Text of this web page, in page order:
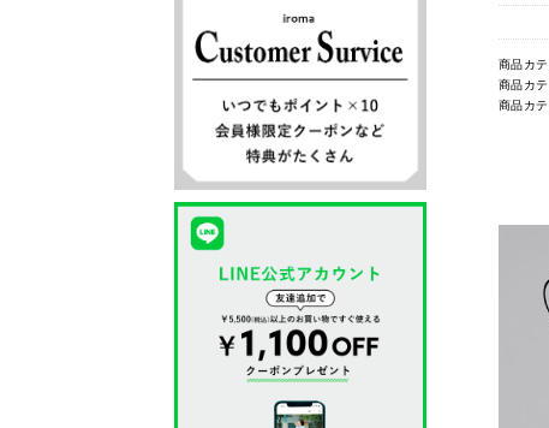
商品カ
商品カ
商品カ